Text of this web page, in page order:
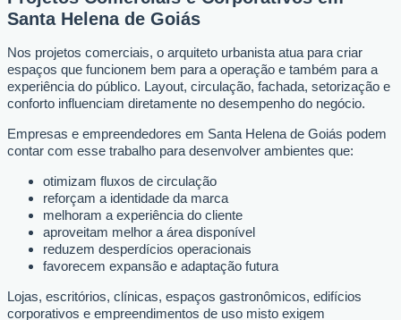
Santa Helena de Goiás
Nos projetos comerciais, o arquiteto urbanista atua para criar
espaços que funcionem bem para a operação e também para a
experiência do público. Layout, circulação, fachada, setorização e
conforto influenciam diretamente no desempenho do negócio.
Empresas e empreendedores em Santa Helena de Goiás podem
contar com esse trabalho para desenvolver ambientes que:
otimizam fluxos de circulação
reforçam a identidade da marca
melhoram a experiência do cliente
aproveitam melhor a área disponível
reduzem desperdícios operacionais
favorecem expansão e adaptação futura
Lojas, escritórios, clínicas, espaços gastronômicos, edifícios
corporativos e empreendimentos de uso misto exigem